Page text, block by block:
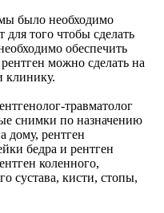
было необходимо
для того чтобы сделать
обеспечить
можно сделать на
клинику.
травматолог
снимки по назначению
дому, рентген
бедра и рентген
коленного,
сустава, кисти, стопы,